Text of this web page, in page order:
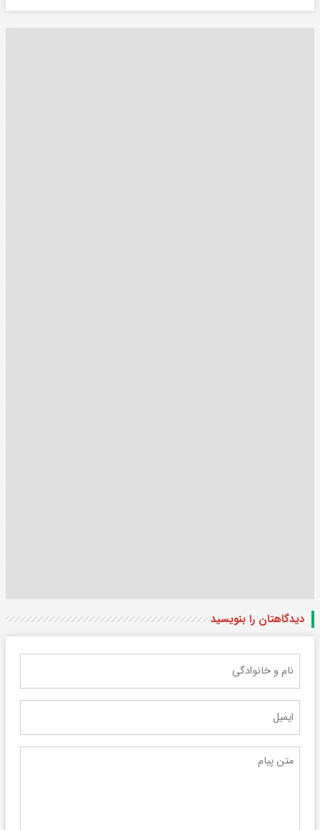
دیدگاهتان را بنویسید